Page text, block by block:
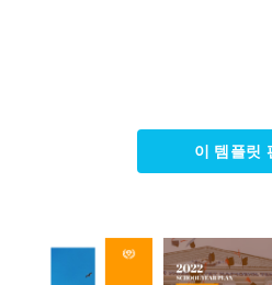
이 템플릿